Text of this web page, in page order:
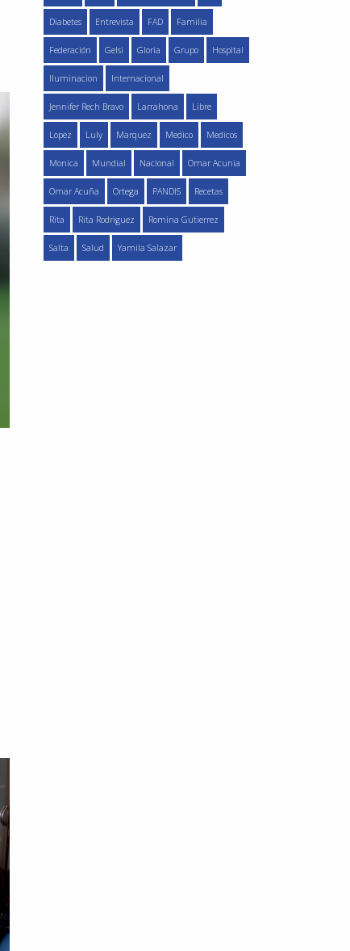
Diabetes Entrevista FAD Familia
Federación Gelsi Gloria Grupo Hospital
Iluminacion Internacional
Jennifer Rech Bravo Larrahona Libre
Lopez Luly Marquez Medico Medicos
Monica Mundial Nacional Omar Acunia
Omar Acuña Ortega PANDIS Recetas
Rita Rita Rodriguez Romina Gutierrez
Salta Salud Yamila Salazar